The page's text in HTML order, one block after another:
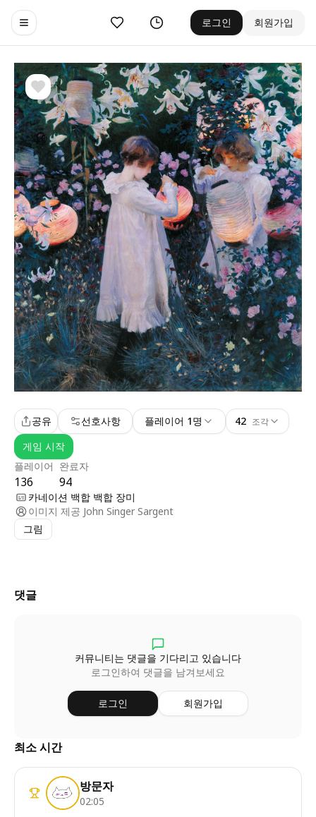
Toggle navigation menu
좋아요 기록 로그인 회원가입
플레이어
136
완료자
94
공유 선호사항 플레이어 1명 42 조각
게임 시작
카네이션 백합 백합 장미
이미지 제공 John Singer Sargent
그림
댓글
커뮤니티는 댓글을 기다리고 있습니다
로그인하여 댓글을 남겨보세요
로그인 회원가입
최소 시간
방문자
02:05